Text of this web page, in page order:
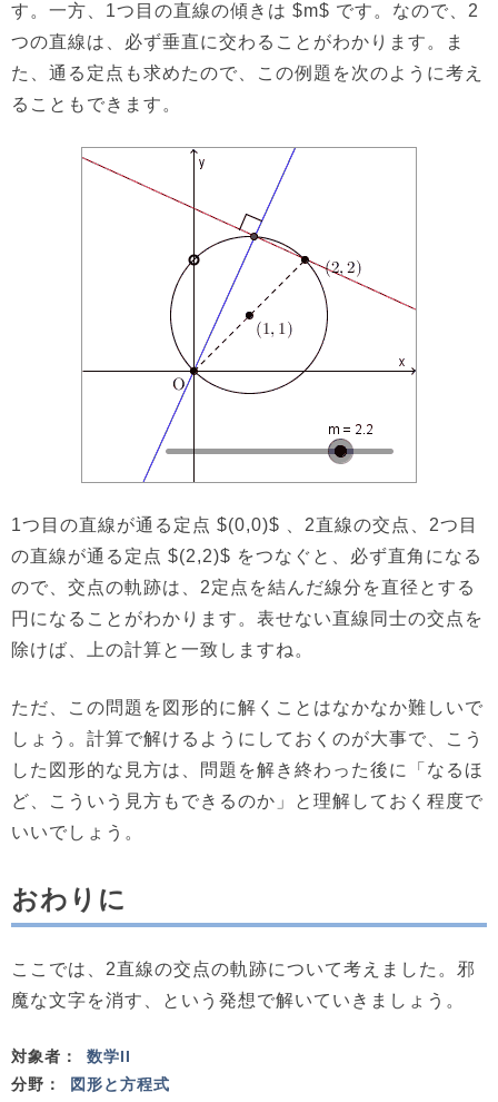
す。一方、1つ目の直線の傾きは $m$ です。なので、2
つの直線は、必ず垂直に交わることがわかります。ま
た、通る定点も求めたので、この例題を次のように考え
ることもできます。
1つ目の直線が通る定点 $(0,0)$ 、2直線の交点、2つ目
の直線が通る定点 $(2,2)$ をつなぐと、必ず直角になる
ので、交点の軌跡は、2定点を結んだ線分を直径とする
円になることがわかります。表せない直線同士の交点を
除けば、上の計算と一致しますね。
ただ、この問題を図形的に解くことはなかなか難しいで
しょう。計算で解けるようにしておくのが大事で、こう
した図形的な見方は、問題を解き終わった後に「なるほ
ど、こういう見方もできるのか」と理解しておく程度で
いいでしょう。
おわりに
ここでは、2直線の交点の軌跡について考えました。邪
魔な文字を消す、という発想で解いていきましょう。
対象者：
数学II
分野：
図形と方程式